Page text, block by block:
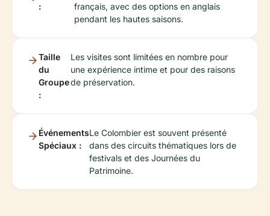
:
français, avec des options en anglais
pendant les hautes saisons.
Taille
du
Groupe
:
Les visites sont limitées en nombre pour
une expérience intime et pour des raisons
de préservation.
Événements
Spéciaux :
Le Colombier est souvent présenté
dans des circuits thématiques lors de
festivals et des Journées du
Patrimoine.